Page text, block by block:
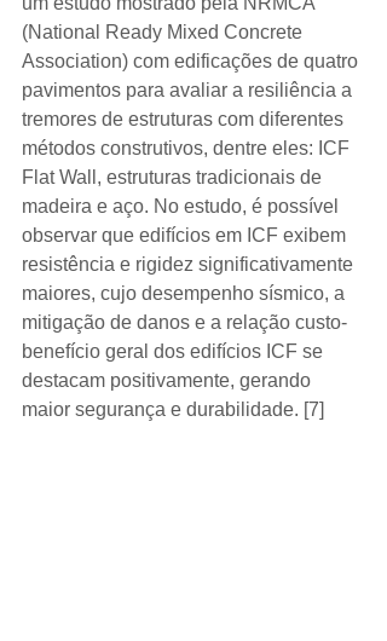
(National Ready Mixed Concrete
Association) com edificações de quatro
pavimentos para avaliar a resiliência a
tremores de estruturas com diferentes
métodos construtivos, dentre eles: ICF
Flat Wall, estruturas tradicionais de
madeira e aço. No estudo, é possível
observar que edifícios em ICF exibem
resistência e rigidez significativamente
maiores, cujo desempenho sísmico, a
mitigação de danos e a relação custo-
benefício geral dos edifícios ICF se
destacam positivamente, gerando
maior segurança e durabilidade. [7]